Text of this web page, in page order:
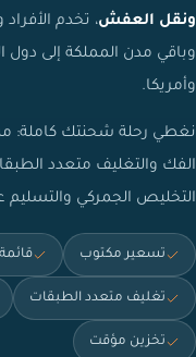
ونقل العفش، تخدم
وباقي مدن المملكة إلى دول
وأمريكا.
نغطي رحلة شحنتك كاملة: من
الفك والتغليف متعدد
التخليص الجمركي والتسليم
تسعير مكتوب
تغليف متعدد الطبقات
تخزين مؤقت